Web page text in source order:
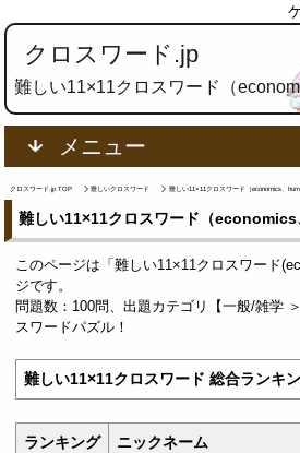
クロスワード.jp
難しい11×11クロスワード（
メニュー
クロスワード.jp TOP 難しいクロスワード 難しい11×11クロスワード（economics、
難しい11×11クロスワード（
このページは「難しい11×11クロスワード
ジです。
問題数：100問、出題カテゴリ【一般/雑学
スワードパズル！
難しい11×11クロスワード 総合ランキ
ランキング ニックネーム